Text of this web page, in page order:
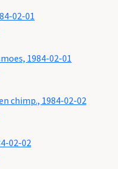
02-01
1984-02-01
chimp., 1984-02-02
02-02